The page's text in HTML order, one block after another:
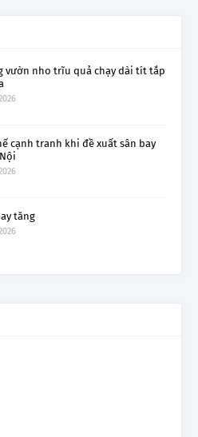
vườn nho trĩu quả chạy dài tít tắp
cạnh tranh khi đề xuất sân bay
tăng